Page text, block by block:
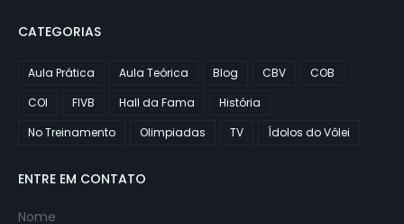
CATEGORIAS
Aula Prática Aula Teórica Blog CBV
COB
COI
FIVB Hall da Fama
História
No Treinamento
Olimpiadas TV Ídolos do Vôlei
ENTRE EM CONTATO
Nome